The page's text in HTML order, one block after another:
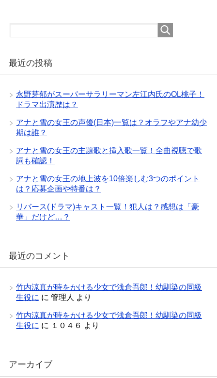
最近の投稿
永野芽郁がスーパーサラリーマン左江内氏のOL桃子！
ドラマ出演歴は？
アナと雪の女王の声優(日本)一覧は？オラフやアナ幼少
期は誰？
アナと雪の女王の主題歌と挿入歌一覧！全曲視聴で歌
詞も確認！
アナと雪の女王の地上波を10倍楽しむ3つのポイント
は？応募企画や特番は？
リバース(ドラマ)キャスト一覧！犯人は？感想は「豪
華」だけど…？
最近のコメント
竹内涼真が時をかける少女で浅倉吾郎！幼馴染の同級
生役に に 管理人 より
竹内涼真が時をかける少女で浅倉吾郎！幼馴染の同級
生役に に １０４６ より
アーカイブ